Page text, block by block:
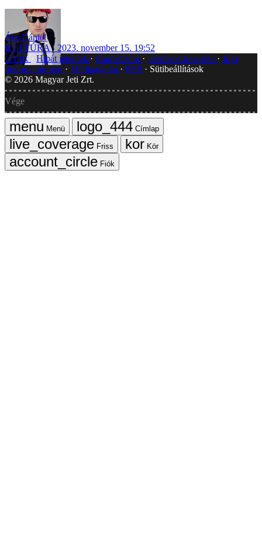
Ács Dániel
KULTÚRA
2023. november 15. 19:52
GYIK
Hibát jelentek Impresszum Javítások kezelése
Jogi
dokumentumok
Médiaajánlat RSS
Sütibeállítások
© 2026 Magyar Jeti Zrt.
Vége
Menü
Címlap
Friss
Kör
Fiók